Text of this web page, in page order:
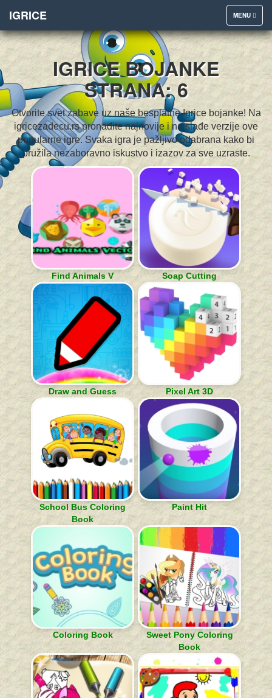
TOGGLE
NAVIGATION
MENU
IGRICE
IGRICE BOJANKE
STRANA: 6
Otvorite svet zabave uz naše besplatne Igrice bojanke! Na
igricezadecu.rs pronađite najnovije i najslađe verzije ove
popularne igre. Svaka igra je pažljivo odabrana kako bi
pružila nezaboravno iskustvo i izazov za sve uzraste.
Find Animals V Soap Cutting
Draw and Guess Pixel Art 3D
School Bus Coloring
Book
Paint Hit
Coloring Book
Sweet Pony Coloring
Book